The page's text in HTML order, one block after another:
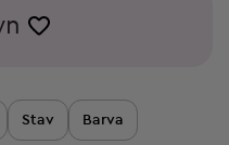
Stav Barva